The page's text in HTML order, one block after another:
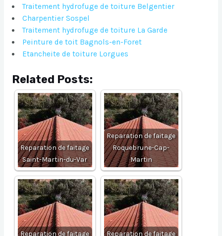
Traitement hydrofuge de toiture Belgentier
Charpentier Sospel
Traitement hydrofuge de toiture La Garde
Peinture de toit Bagnols-en-Foret
Etancheite de toiture Lorgues
Related Posts:
Reparation de faitage
Saint-Martin-du-Var
Reparation de faitage
Roquebrune-Cap-
Martin
Reparation de faitage Reparation de faitage